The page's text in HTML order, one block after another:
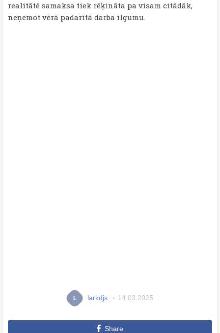
realitātē samaksa tiek rēķināta pa visam citādāk,
neņemot vērā padarītā darba ilgumu.
L larkdjs 14.03.2025
Share